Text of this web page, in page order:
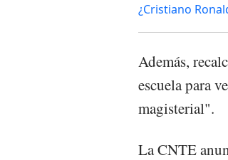
¿Cristiano
Además,
escuela para
magisterial".
La CNTE